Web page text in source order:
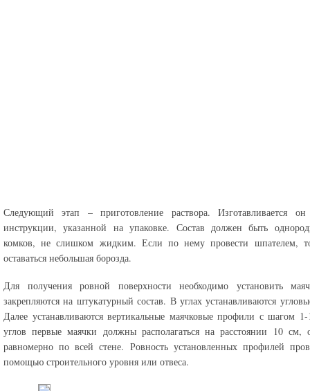
Следующий этап – приготовление раствора. Изготавливается он
инструкции, указанной на упаковке. Состав должен быть
комков, не слишком жидким. Если по нему провести шпателем,
оставаться небольшая борозда.
Для получения ровной поверхности необходимо установить
закрепляются на штукатурный состав. В углах устанавливаются
Далее устанавливаются вертикальные маячковые профили с шагом
углов первые маячки должны располагаться на расстоянии 10 см,
равномерно по всей стене. Ровность установленных профилей
помощью строительного уровня или отвеса.